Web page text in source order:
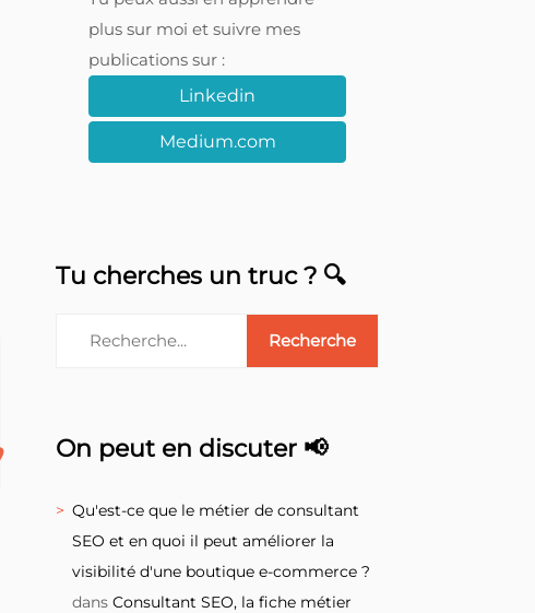
plus sur moi et suivre mes
publications sur :
Linkedin
Medium.com
Tu cherches un truc ? 🔍
On peut en discuter 📢
Qu'est-ce que le métier de consultant
SEO et en quoi il peut améliorer la
visibilité d'une boutique e-commerce ?
dansConsultant SEO, la fiche métier